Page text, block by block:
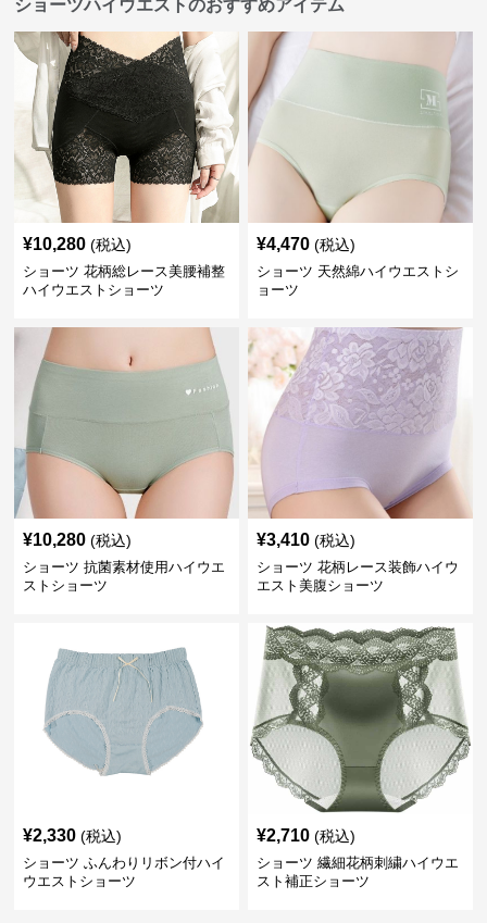
ショーツハイウエストのおすすめアイテム
¥10,280 (税込)
ショーツ 花柄総レース美腰補整
ハイウエストショーツ
¥4,470 (税込)
ショーツ 天然綿ハイウエストシ
ョーツ
¥10,280 (税込)
ショーツ 抗菌素材使用ハイウエ
ストショーツ
¥3,410 (税込)
ショーツ 花柄レース装飾ハイウ
エスト美腹ショーツ
¥2,330 (税込)
ショーツ ふんわりリボン付ハイ
ウエストショーツ
¥2,710 (税込)
ショーツ 繊細花柄刺繍ハイウエ
スト補正ショーツ